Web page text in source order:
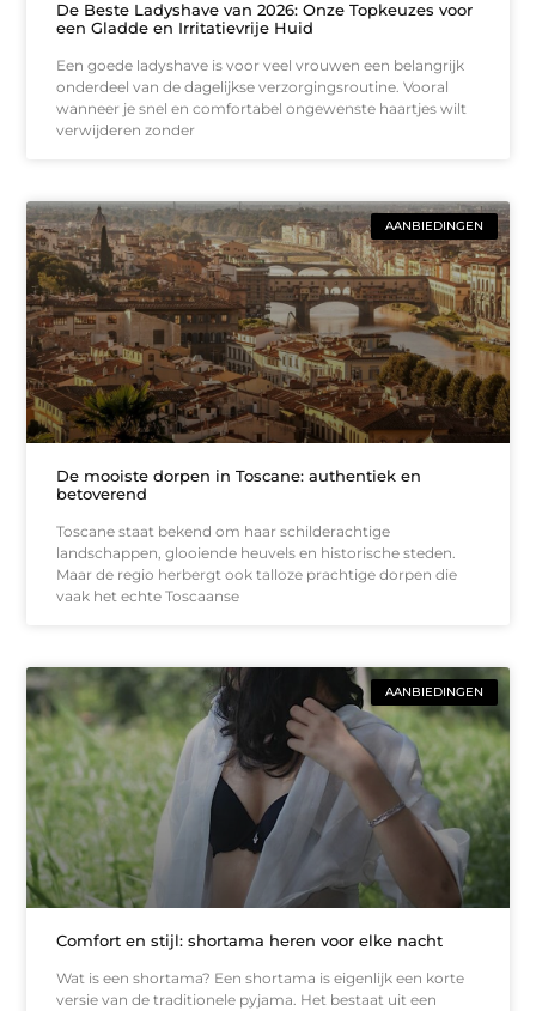
De Beste Ladyshave van 2026: Onze Topkeuzes voor
een Gladde en Irritatievrije Huid
Een goede ladyshave is voor veel vrouwen een belangrijk
onderdeel van de dagelijkse verzorgingsroutine. Vooral
wanneer je snel en comfortabel ongewenste haartjes wilt
verwijderen zonder
AANBIEDINGEN
De mooiste dorpen in Toscane: authentiek en
betoverend
Toscane staat bekend om haar schilderachtige
landschappen, glooiende heuvels en historische steden.
Maar de regio herbergt ook talloze prachtige dorpen die
vaak het echte Toscaanse
AANBIEDINGEN
Comfort en stijl: shortama heren voor elke nacht
Wat is een shortama? Een shortama is eigenlijk een korte
versie van de traditionele pyjama. Het bestaat uit een